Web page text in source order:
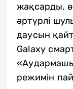
жақсарды,
әртүрлі
даусын
Galaxy
режимін